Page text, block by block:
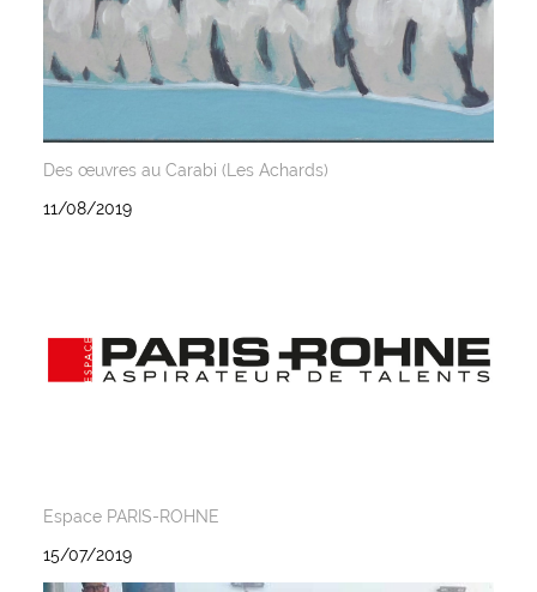
Des œuvres au Carabi (Les Achards)
11/08/2019
Espace PARIS-ROHNE
15/07/2019